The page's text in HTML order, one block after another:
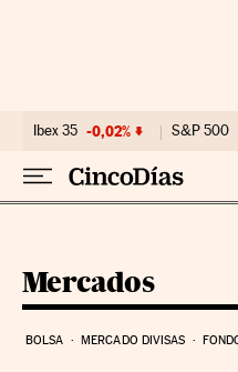
Ibex 35 -0,02% S&P 500
Mercados
BOLSA MERCADO DIVISAS